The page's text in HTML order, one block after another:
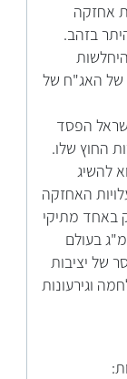
אחזקה
בזהב.
של האג"ח של
לבנק ישראל הפסד
החוץ שלו.
להשיג
האחזקה
באחד מתיקי
בעולם
של יציבות
וגירעונות